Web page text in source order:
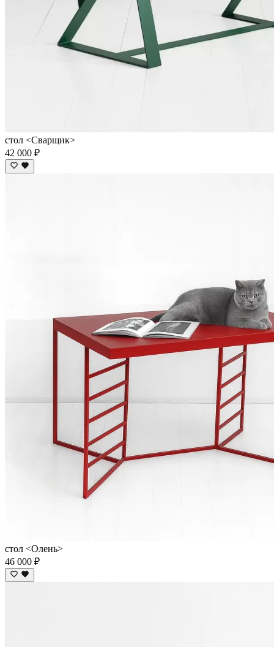
стол <Сварщик>
42 000 ₽
стол <Олень>
46 000 ₽